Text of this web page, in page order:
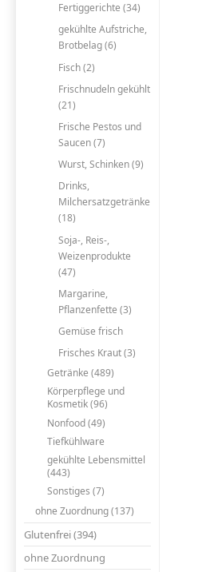
Fertiggerichte (34)
gekühlte Aufstriche,
Brotbelag (6)
Fisch (2)
Frischnudeln gekühlt
(21)
Frische Pestos und
Saucen (7)
Wurst, Schinken (9)
Drinks,
Milchersatzgetränke
(18)
Soja-, Reis-,
Weizenprodukte
(47)
Margarine,
Pflanzenfette (3)
Gemüse frisch
Frisches Kraut (3)
Getränke (489)
Körperpflege und
Kosmetik (96)
Nonfood (49)
Tiefkühlware
gekühlte Lebensmittel
(443)
Sonstiges (7)
ohne Zuordnung (137)
Glutenfrei (394)
ohne Zuordnung